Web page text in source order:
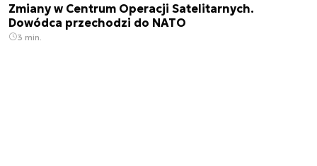
Zmiany w Centrum Operacji Satelitarnych.
Dowódca przechodzi do NATO
3 min.